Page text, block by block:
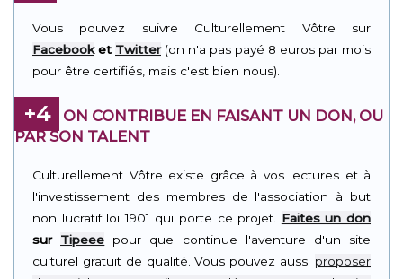
Vous pouvez suivre Culturellement Vôtre sur
Facebooket Twitter(on n'a pas payé 8 euros par mois
pour être certifiés, mais c'est bien nous).
+4
ON CONTRIBUE EN FAISANT UN DON, OU
PAR SON TALENT
Culturellement Vôtre existe grâce à vos lectures et à
l'investissement des membres de l'association à but
non lucratif loi 1901 qui porte ce projet. Faites un don
sur Tipeee pour que continue l'aventure d'un site
culturel gratuit de qualité. Vous pouvez aussi proposer